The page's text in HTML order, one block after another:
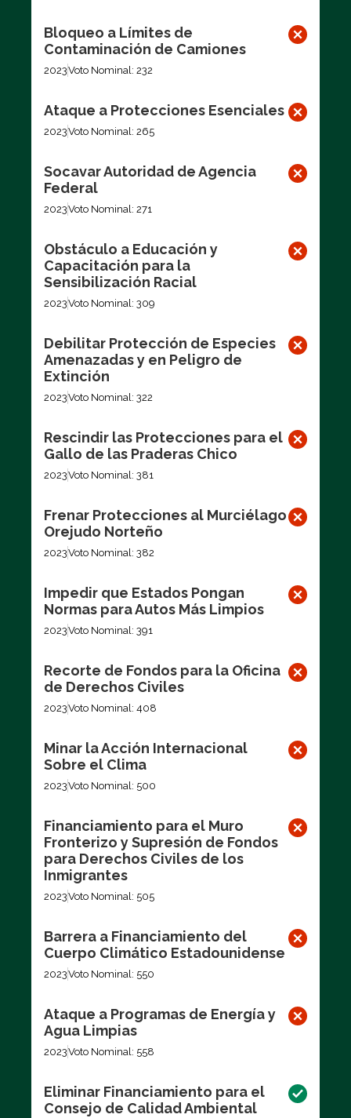
Bloqueo a Límites de
Contaminación de Camiones
2023Voto Nominal: 232
Ataque a Protecciones Esenciales
2023Voto Nominal: 265
Socavar Autoridad de Agencia
Federal
2023Voto Nominal: 271
Obstáculo a Educación y
Capacitación para la
Sensibilización Racial
2023Voto Nominal: 309
Debilitar Protección de Especies
Amenazadas y en Peligro de
Extinción
2023Voto Nominal: 322
Rescindir las Protecciones para el
Gallo de las Praderas Chico
2023Voto Nominal: 381
Frenar Protecciones al Murciélago
Orejudo Norteño
2023Voto Nominal: 382
Impedir que Estados Pongan
Normas para Autos Más Limpios
2023Voto Nominal: 391
Recorte de Fondos para la Oficina
de Derechos Civiles
2023Voto Nominal: 408
Minar la Acción Internacional
Sobre el Clima
2023Voto Nominal: 500
Financiamiento para el Muro
Fronterizo y Supresión de Fondos
para Derechos Civiles de los
Inmigrantes
2023Voto Nominal: 505
Barrera a Financiamiento del
Cuerpo Climático Estadounidense
2023Voto Nominal: 550
Ataque a Programas de Energía y
Agua Limpias
2023Voto Nominal: 558
Eliminar Financiamiento para el
Consejo de Calidad Ambiental